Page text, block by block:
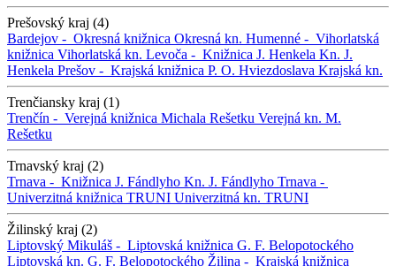
Prešovský kraj (4)
Bardejov - Okresná knižnica Okresná kn. Humenné - Vihorlatská
knižnica Vihorlatská kn. Levoča - Knižnica J. Henkela Kn. J.
Henkela Prešov - Krajská knižnica P. O. Hviezdoslava Krajská kn.
Trenčiansky kraj (1)
Trenčín - Verejná knižnica Michala Rešetku Verejná kn. M.
Rešetku
Trnavský kraj (2)
Trnava - Knižnica J. Fándlyho Kn. J. Fándlyho Trnava -
Univerzitná knižnica TRUNI Univerzitná kn. TRUNI
Žilinský kraj (2)
Liptovský Mikuláš - Liptovská knižnica G. F. Belopotockého
Liptovská kn. G. F. Belopotockého Žilina - Krajská knižnica